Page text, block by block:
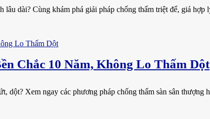
dài? Cùng khám phá giải pháp chống thấm triệt để, giá hợp
Chắc 10 Năm, Không Lo Thấm Dột
dột? Xem ngay các phương pháp chống thấm sàn sân thượng